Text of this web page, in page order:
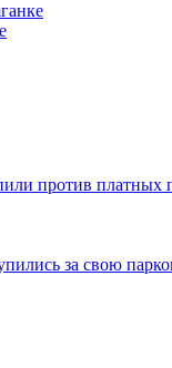
против платных
за свою